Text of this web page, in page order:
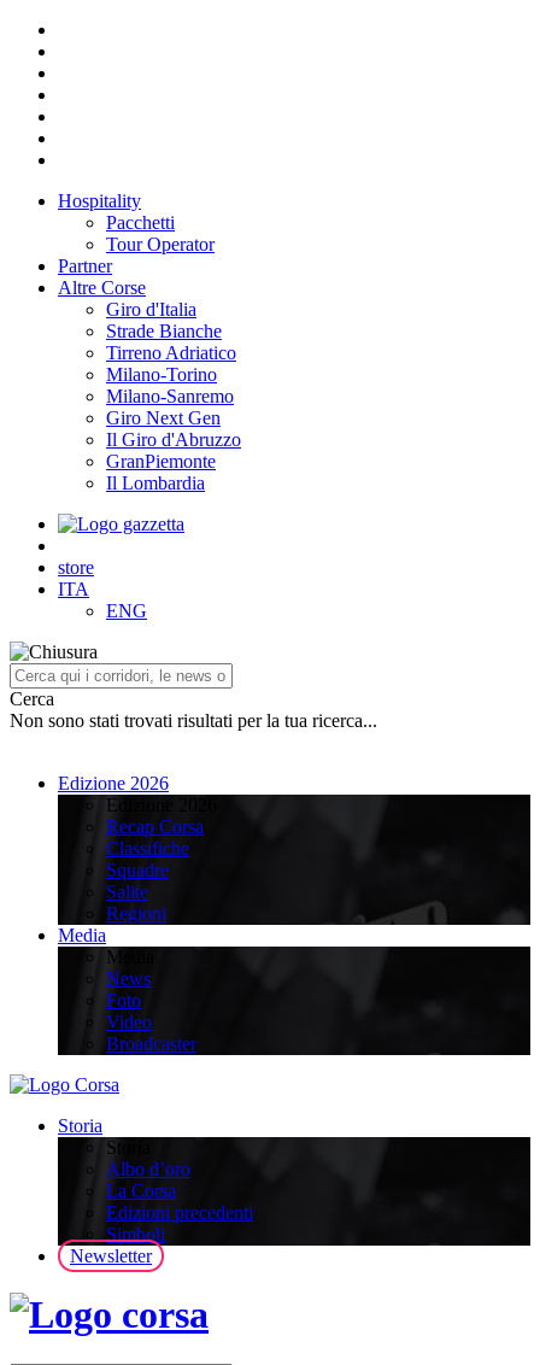
Hospitality
Pacchetti
Tour Operator
Partner
Altre Corse
Giro d'Italia
Strade Bianche
Tirreno Adriatico
Milano-Torino
Milano-Sanremo
Giro Next Gen
Il Giro d'Abruzzo
GranPiemonte
Il Lombardia
store
ITA
ENG
Cerca
Non sono stati trovati risultati per la tua ricerca...
Edizione 2026
Edizione 2026
Recap Corsa
Classifiche
Squadre
Salite
Regioni
Media
Media
News
Foto
Video
Broadcaster
Storia
Storia
Albo d’oro
La Corsa
Edizioni precedenti
Simboli
Newsletter